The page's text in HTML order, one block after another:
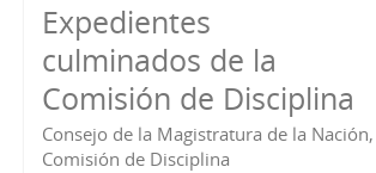
Expedientes
culminados de la
Comisión de Disciplina
Consejo de la Magistratura de la Nación,
Comisión de Disciplina